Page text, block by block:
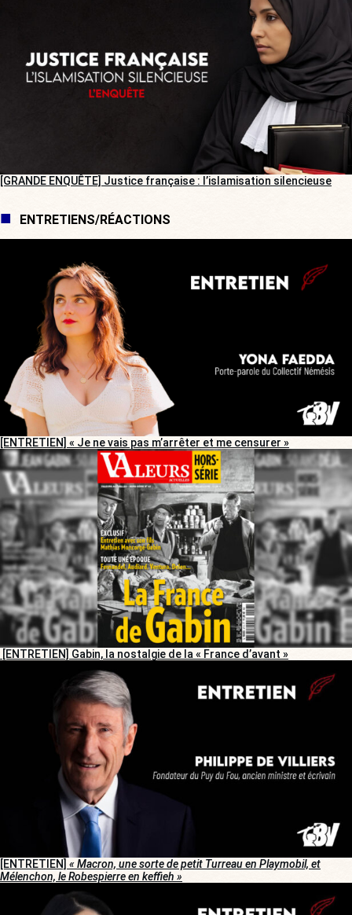
[GRANDE ENQUÊTE] Justice française : l’islamisation silencieuse
ENTRETIENS/RÉACTIONS
[ENTRETIEN] « Je ne vais pas m’arrêter et me censurer »
[ENTRETIEN] Gabin, la nostalgie de la « France d’avant »
[ENTRETIEN] « Macron, une sorte de petit Turreau en Playmobil, et
Mélenchon, le Robespierre en keffieh »